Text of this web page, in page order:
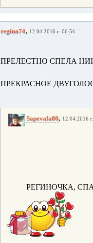
regina74, 12.04.2016 г. 06:54
ПРЕЛЕСТНО СПЕЛА
ПРЕКРАСНОЕ
Sapevala80, 12.04.2016
РЕГИНОЧКА,